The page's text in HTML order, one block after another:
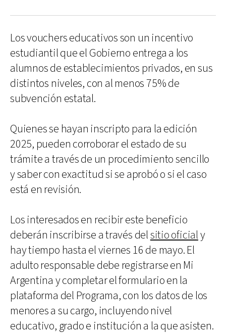
Los vouchers educativos son un incentivo
estudiantil que el Gobierno entrega a los
alumnos de establecimientos privados, en sus
distintos niveles, con al menos 75% de
subvención estatal.
Quienes se hayan inscripto para la edición
2025, pueden corroborar el estado de su
trámite a través de un procedimiento sencillo
y saber con exactitud si se aprobó o si el caso
está en revisión.
Los interesados en recibir este beneficio
deberán inscribirse a través delsitio oficialy
hay tiempo hasta el viernes 16 de mayo. El
adulto responsable debe registrarse en Mi
Argentina y completar el formulario en la
plataforma del Programa, con los datos de los
menores a su cargo, incluyendo nivel
educativo, grado e institución a la que asisten.